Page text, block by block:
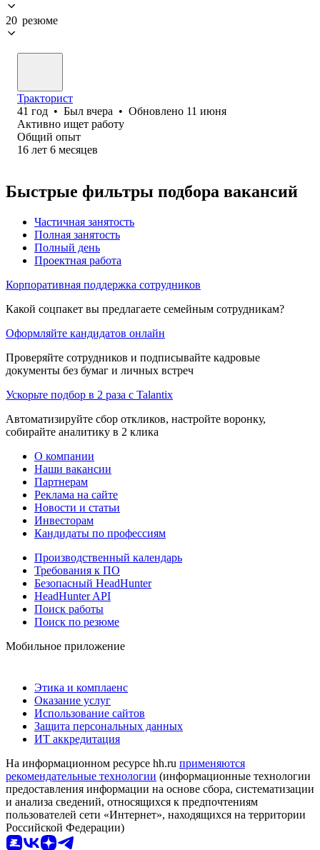
20 резюме
Тракторист
41 год • Был вчера • Обновлено 11 июня
Активно ищет работу
Общий опыт
16 лет 6 месяцев
Быстрые фильтры подбора вакансий
Частичная занятость
Полная занятость
Полный день
Проектная работа
Корпоративная поддержка сотрудников
Какой соцпакет вы предлагаете семейным сотрудникам?
Оформляйте кандидатов онлайн
Проверяйте сотрудников и подписывайте кадровые
документы без бумаг и личных встреч
Ускорьте подбор в 2 раза с Talantix
Автоматизируйте сбор откликов, настройте воронку,
собирайте аналитику в 2 клика
О компании
Наши вакансии
Партнерам
Реклама на сайте
Новости и статьи
Инвесторам
Кандидаты по профессиям
Производственный календарь
Требования к ПО
Безопасный HeadHunter
HeadHunter API
Поиск работы
Поиск по резюме
Мобильное приложение
Этика и комплаенс
Оказание услуг
Использование сайтов
Защита персональных данных
ИТ аккредитация
На информационном ресурсе hh.ru применяются
рекомендательные технологии (информационные технологии
предоставления информации на основе сбора, систематизации
и анализа сведений, относящихся к предпочтениям
пользователей сети «Интернет», находящихся на территории
Российской Федерации)